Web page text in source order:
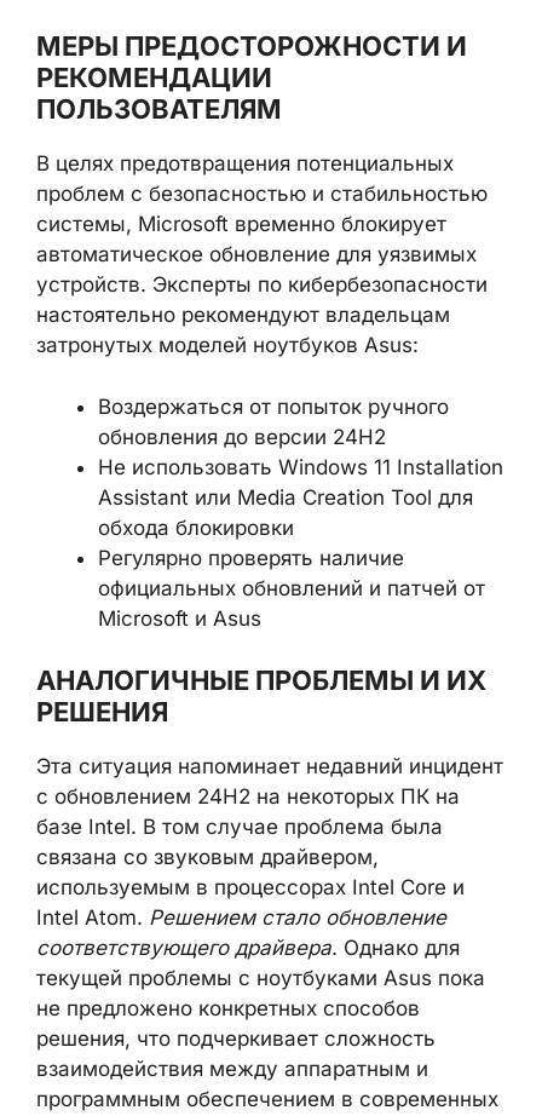
МЕРЫ ПРЕДОСТОРОЖНОСТИ И
РЕКОМЕНДАЦИИ
ПОЛЬЗОВАТЕЛЯМ
В целях предотвращения потенциальных
проблем с безопасностью и стабильностью
системы, Microsoft временно блокирует
автоматическое обновление для уязвимых
устройств. Эксперты по кибербезопасности
настоятельно рекомендуют владельцам
затронутых моделей ноутбуков Asus:
Воздержаться от попыток ручного
обновления до версии 24H2
Не использовать Windows 11 Installation
Assistant или Media Creation Tool для
обхода блокировки
Регулярно проверять наличие
официальных обновлений и патчей от
Microsoft и Asus
АНАЛОГИЧНЫЕ ПРОБЛЕМЫ И ИХ
РЕШЕНИЯ
Эта ситуация напоминает недавний инцидент
с обновлением 24H2 на некоторых ПК на
базе Intel. В том случае проблема была
связана со звуковым драйвером,
используемым в процессорах Intel Core и
Intel Atom. Решением стало обновление
соответствующего драйвера. Однако для
текущей проблемы с ноутбуками Asus пока
не предложено конкретных способов
решения, что подчеркивает сложность
взаимодействия между аппаратным и
программным обеспечением в современных